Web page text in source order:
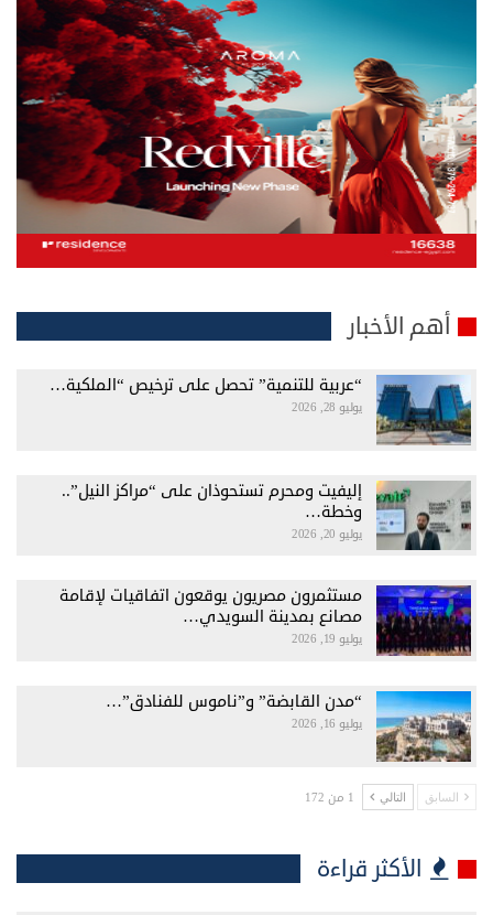
أهم الأخبار
“عربية للتنمية” تحصل على ترخيص “الملكية…
يوليو 28, 2026
إليفيت ومحرم تستحوذان على “مراكز النيل”..
وخطة…
يوليو 20, 2026
مستثمرون مصريون يوقعون اتفاقيات لإقامة
مصانع بمدينة السويدي…
يوليو 19, 2026
“مدن القابضة” و”ناموس للفنادق”…
يوليو 16, 2026
السابق التالي 1 من 172
الأكثر قراءة